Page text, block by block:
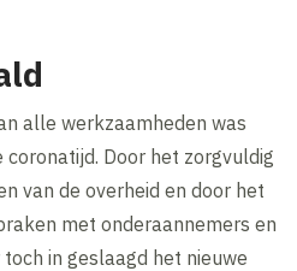
alle werkzaamheden was
coronatijd. Door het zorgvuldig
van de overheid en door het
met onderaannemers en
in geslaagd het nieuwe